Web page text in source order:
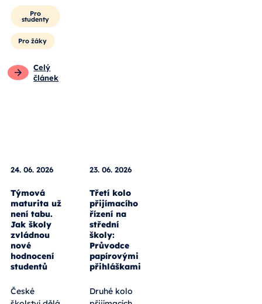
Pro
studenty
Pro žáky
Celý
článek
24. 06. 2026
Týmová
maturita už
není tabu.
Jak školy
zvládnou
nové
hodnocení
studentů
České
23. 06. 2026
Třetí kolo
přijímacího
řízení na
střední
školy:
Průvodce
papírovými
přihláškami
Druhé kolo